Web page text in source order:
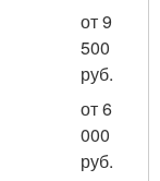
от 9
500
руб.
от 6
000
руб.